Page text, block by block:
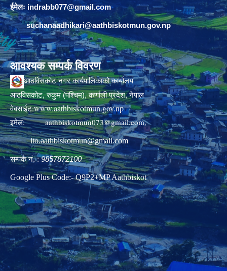
ईमेलः indrabb077@gmail.com
suchanaadhikari@aathbiskotmun.gov.np
आवश्यक सम्पर्क विवरण
आठविसकोट नगर कार्यपालिकाको कार्यालय
आठविसकोट, रुकुम (पश्चिम), कर्णाली प्रदेश, नेपाल
वेबसाईट:www.aathbiskotmun.gov.np
इमेल:aathbiskotmun073@gmail.com,
ito.aathbiskotmun@gmail.com
सम्पर्क नं. :9857872100
Google Plus Code:- Q9P2+MP Aathbiskot